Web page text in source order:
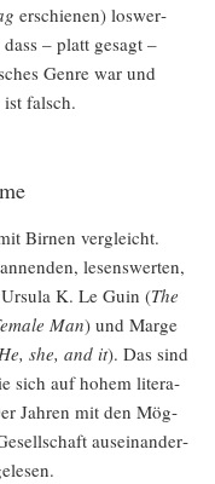
erschie­nen) los­wer­
– platt gesagt –
Gen­re war und
falsch.
Bir­nen ver­gleicht.
lesens­wer­ten,
K. Le Guin (The
Man) und Mar­ge
He, she, and it). Das sind
sich auf hohem lite­ra­
Jah­ren mit den Mög­
aus­ein­an­der­